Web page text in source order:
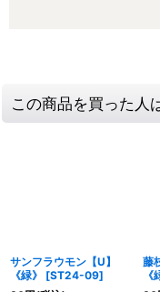
この商品を買った人
サンフラウモン【U】
《緑》
[ST24-09]
藤
《